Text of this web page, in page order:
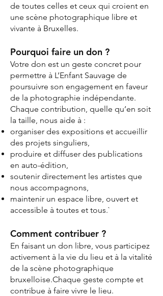
de toutes celles et ceux qui croient en
une scène photographique libre et
vivante à Bruxelles.
Pourquoi faire un don ?
Votre don est un geste concret pour
permettre à L’Enfant Sauvage de
poursuivre son engagement en faveur
de la photographie indépendante.
Chaque contribution, quelle qu’en soit
la taille, nous aide à :
organiser des expositions et accueillir
des projets singuliers,
produire et diffuser des publications
en auto-édition,
soutenir directement les artistes que
nous accompagnons,
maintenir un espace libre, ouvert et
accessible à toutes et tous.`
Comment contribuer ?
En faisant un don libre, vous participez
activement à la vie du lieu et à la vitalité
de la scène photographique
bruxelloise.Chaque geste compte et
contribue à faire vivre le lieu.